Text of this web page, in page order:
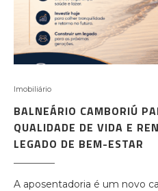
Imobiliário
BALNEÁRIO CAMBORIÚ
QUALIDADE DE VIDA E
LEGADO DE BEM-ESTAR
A aposentadoria é um novo